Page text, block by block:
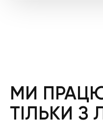
МИ
ТІЛЬКИ З